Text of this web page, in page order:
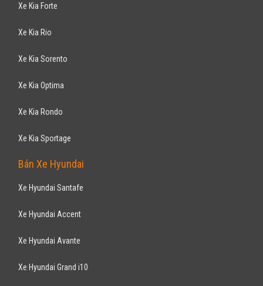
Xe Kia Forte
Xe Kia Rio
Xe Kia Sorento
Xe Kia Optima
Xe Kia Rondo
Xe Kia Sportage
Bán Xe Hyundai
Xe Hyundai Santafe
Xe Hyundai Accent
Xe Hyundai Avante
Xe Hyundai Grand i10